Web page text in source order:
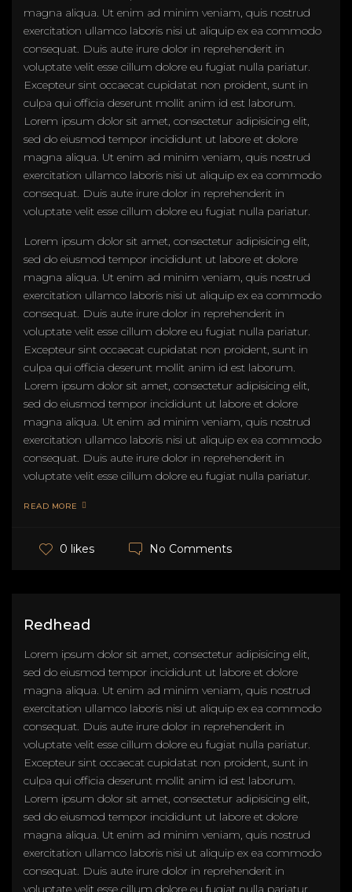
magna aliqua. Ut enim ad minim veniam, quis nostrud
exercitation ullamco laboris nisi ut aliquip ex ea commodo
consequat. Duis aute irure dolor in reprehenderit in
voluptate velit esse cillum dolore eu fugiat nulla pariatur.
Excepteur sint occaecat cupidatat non proident, sunt in
culpa qui officia deserunt mollit anim id est laborum.
Lorem ipsum dolor sit amet, consectetur adipisicing elit,
sed do eiusmod tempor incididunt ut labore et dolore
magna aliqua. Ut enim ad minim veniam, quis nostrud
exercitation ullamco laboris nisi ut aliquip ex ea commodo
consequat. Duis aute irure dolor in reprehenderit in
voluptate velit esse cillum dolore eu fugiat nulla pariatur.
Lorem ipsum dolor sit amet, consectetur adipisicing elit,
sed do eiusmod tempor incididunt ut labore et dolore
magna aliqua. Ut enim ad minim veniam, quis nostrud
exercitation ullamco laboris nisi ut aliquip ex ea commodo
consequat. Duis aute irure dolor in reprehenderit in
voluptate velit esse cillum dolore eu fugiat nulla pariatur.
Excepteur sint occaecat cupidatat non proident, sunt in
culpa qui officia deserunt mollit anim id est laborum.
Lorem ipsum dolor sit amet, consectetur adipisicing elit,
sed do eiusmod tempor incididunt ut labore et dolore
magna aliqua. Ut enim ad minim veniam, quis nostrud
exercitation ullamco laboris nisi ut aliquip ex ea commodo
consequat. Duis aute irure dolor in reprehenderit in
voluptate velit esse cillum dolore eu fugiat nulla pariatur.
READ MORE
0 likes No Comments
Redhead
Lorem ipsum dolor sit amet, consectetur adipisicing elit,
sed do eiusmod tempor incididunt ut labore et dolore
magna aliqua. Ut enim ad minim veniam, quis nostrud
exercitation ullamco laboris nisi ut aliquip ex ea commodo
consequat. Duis aute irure dolor in reprehenderit in
voluptate velit esse cillum dolore eu fugiat nulla pariatur.
Excepteur sint occaecat cupidatat non proident, sunt in
culpa qui officia deserunt mollit anim id est laborum.
Lorem ipsum dolor sit amet, consectetur adipisicing elit,
sed do eiusmod tempor incididunt ut labore et dolore
magna aliqua. Ut enim ad minim veniam, quis nostrud
exercitation ullamco laboris nisi ut aliquip ex ea commodo
consequat. Duis aute irure dolor in reprehenderit in
voluptate velit esse cillum dolore eu fugiat nulla pariatur.